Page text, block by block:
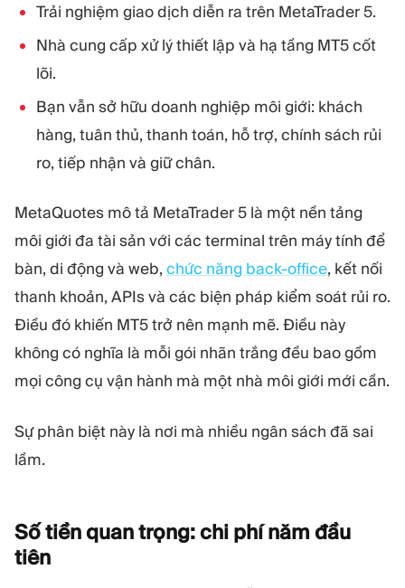
Trải nghiệm giao dịch diễn ra trên MetaTrader 5.
Nhà cung cấp xử lý thiết lập và hạ tầng MT5 cốt
lõi.
Bạn vẫn sở hữu doanh nghiệp môi giới: khách
hàng, tuân thủ, thanh toán, hỗ trợ, chính sách rủi
ro, tiếp nhận và giữ chân.
MetaQuotes mô tả MetaTrader 5 là một nền tảng
môi giới đa tài sản với các terminal trên máy tính để
bàn, di động và web, chức năng back-office, kết nối
thanh khoản, APIs và các biện pháp kiểm soát rủi ro.
Điều đó khiến MT5 trở nên mạnh mẽ. Điều này
không có nghĩa là mỗi gói nhãn trắng đều bao gồm
mọi công cụ vận hành mà một nhà môi giới mới cần.
Sự phân biệt này là nơi mà nhiều ngân sách đã sai
lầm.
Số tiền quan trọng: chi phí năm đầu
tiên